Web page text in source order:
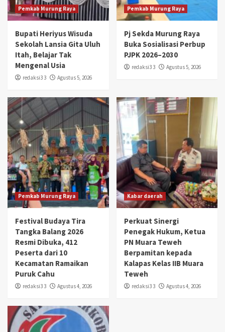
Pemkab Murung Raya
Bupati Heriyus Wisuda
Sekolah Lansia Gita Uluh
Itah, Belajar Tak
Mengenal Usia
redaksi3 3 Agustus 5, 2026
Pemkab Murung Raya
Pj Sekda Murung Raya
Buka Sosialisasi Perbup
PJPK 2026–2030
redaksi3 3 Agustus 5, 2026
Pemkab Murung Raya
Festival Budaya Tira
Tangka Balang 2026
Resmi Dibuka, 412
Peserta dari 10
Kecamatan Ramaikan
Puruk Cahu
redaksi3 3 Agustus 4, 2026
Kabar daerah
Perkuat Sinergi
Penegak Hukum, Ketua
PN Muara Teweh
Berpamitan kepada
Kalapas Kelas IIB Muara
Teweh
redaksi3 3 Agustus 4, 2026